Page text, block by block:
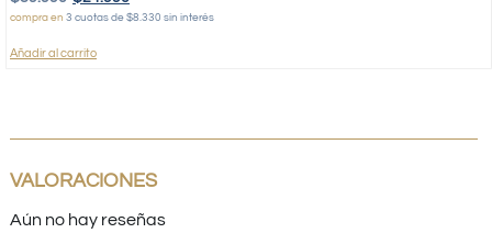
compra en 3 cuotas de $8.330 sin interés
Añadir al carrito
VALORACIONES
Aún no hay reseñas